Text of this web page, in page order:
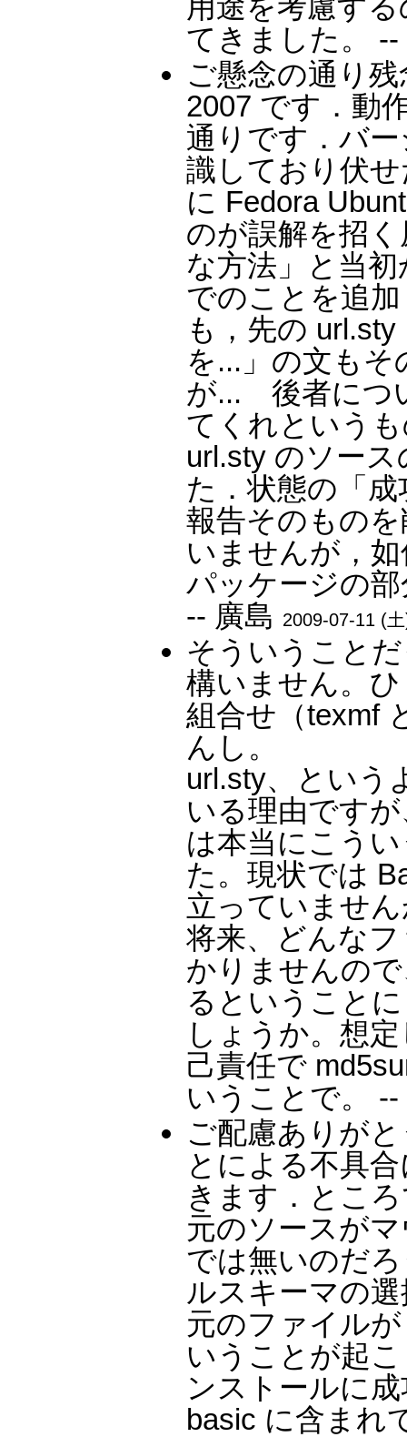
てきました。
ご懸念の通り
2007 です．動
通りです．バ
識しており伏
に Fedora
のが誤解を招
な方法」と当
でのことを追
も，先の
を...」の文も
が... 後者につ
てくれという
url.sty のソー
た．状態の「
報告そのもの
いませんが，
パッケージの
-- 廣島 2009-07-11 (
そういうこと
構いません。
組合せ（texmf
んし。
url.sty、という
いる理由です
は本当にこう
た。現状では
立っていませ
将来、どんな
かりませんの
るということ
しょうか。想
己責任で
いうことで。
ご配慮ありが
とによる不具
きます．とこ
元のソースが
では無いのだ
ルスキーマの
元のファイル
いうことが起
ンストールに
basic に含まれ